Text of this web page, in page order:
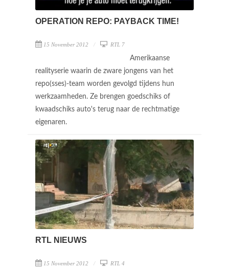
OPERATION REPO: PAYBACK TIME!
15 November 2012 RTL 7
Amerikaanse
realityserie waarin de zware jongens van het
repo(sses)-team worden gevolgd tijdens hun
werkzaamheden. Ze brengen goedschiks of
kwaadschiks auto's terug naar de rechtmatige
eigenaren.
RTL NIEUWS
15 November 2012 RTL 4